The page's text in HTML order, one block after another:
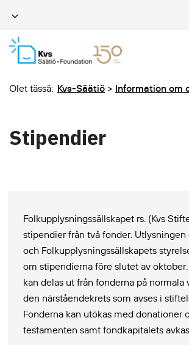
Olet tässä: Kvs-Säätiö Information om
Stipendier
Folkupplysningssällskapet rs. (Kvs
stipendier från två fonder. Utlysningen
och Folkupplysningssällskapets
om stipendierna före slutet av
kan delas ut från fonderna på normala
den närståendekrets som avses i
Fonderna kan utökas med donationer
testamenten samt fondkapitalets